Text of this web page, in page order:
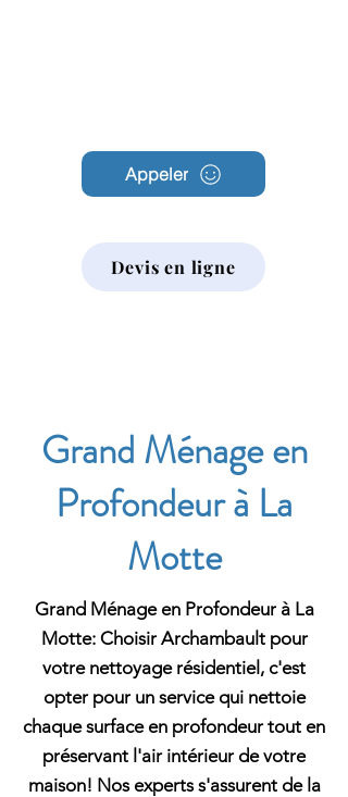
Appeler
Devis en ligne
Grand Ménage en
Profondeur à La
Motte
Grand Ménage en Profondeur à La
Motte: Choisir Archambault pour
votre nettoyage résidentiel, c'est
opter pour un service qui nettoie
chaque surface en profondeur tout en
préservant l'air intérieur de votre
maison! Nos experts s'assurent de la